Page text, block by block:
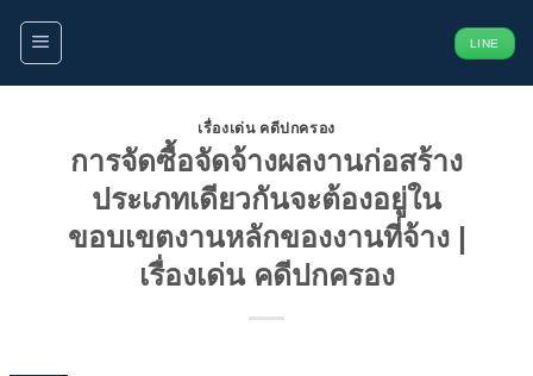
ข้าม
ยัง
LINE
เรื่องเด่น คดีปกครอง
การจัดซื้อจัดจ้างผลงานก่อสร้าง
ประเภทเดียวกันจะต้องอยู่ใน
ขอบเขตงานหลักของงานที่จ้าง |
เรื่องเด่น คดีปกครอง